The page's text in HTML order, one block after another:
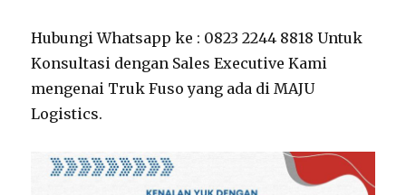
Hubungi Whatsapp ke : 0823 2244 8818 Untuk
Konsultasi dengan Sales Executive Kami
mengenai Truk Fuso yang ada di MAJU
Logistics.